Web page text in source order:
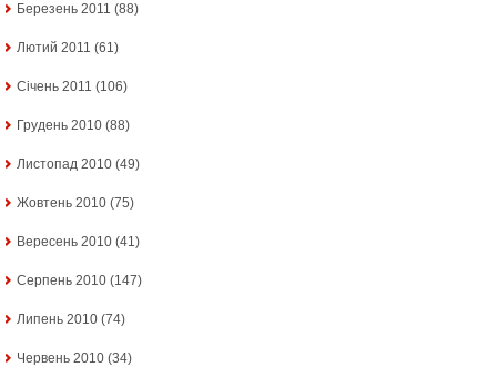
Березень 2011 (88)
Лютий 2011 (61)
Січень 2011 (106)
Грудень 2010 (88)
Листопад 2010 (49)
Жовтень 2010 (75)
Вересень 2010 (41)
Серпень 2010 (147)
Липень 2010 (74)
Червень 2010 (34)